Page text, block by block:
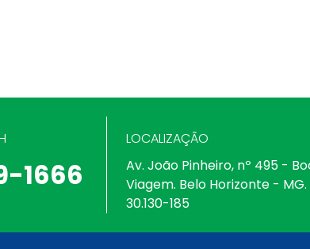
1666
LOCALIZAÇÃO
Av. João Pinheiro, nº 495 -
Viagem. Belo Horizonte - MG.
30.130-185